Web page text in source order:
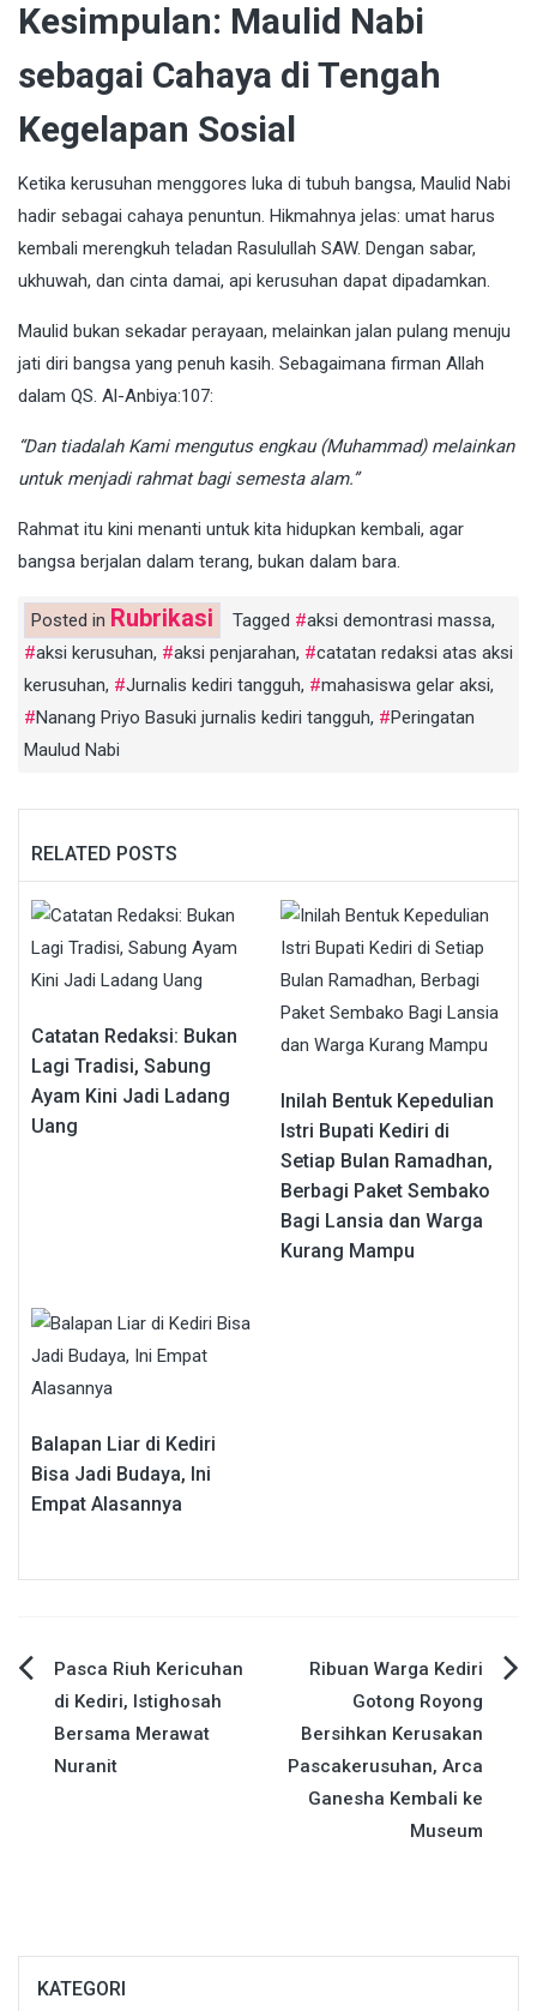
Kesimpulan: Maulid Nabi
sebagai Cahaya di Tengah
Kegelapan Sosial
Ketika kerusuhan menggores luka di tubuh bangsa, Maulid Nabi
hadir sebagai cahaya penuntun. Hikmahnya jelas: umat harus
kembali merengkuh teladan Rasulullah SAW. Dengan sabar,
ukhuwah, dan cinta damai, api kerusuhan dapat dipadamkan.
Maulid bukan sekadar perayaan, melainkan jalan pulang menuju
jati diri bangsa yang penuh kasih. Sebagaimana firman Allah
dalam QS. Al-Anbiya:107:
“Dan tiadalah Kami mengutus engkau (Muhammad) melainkan
untuk menjadi rahmat bagi semesta alam.”
Rahmat itu kini menanti untuk kita hidupkan kembali, agar
bangsa berjalan dalam terang, bukan dalam bara.
Posted in Rubrikasi Tagged aksi demontrasi massa,
aksi kerusuhan, aksi penjarahan,
catatan redaksi atas aksi
kerusuhan, Jurnalis kediri tangguh, mahasiswa gelar aksi,
Nanang Priyo Basuki jurnalis kediri tangguh,
Peringatan
Maulud Nabi
RELATED POSTS
Catatan Redaksi: Bukan
Lagi Tradisi, Sabung
Ayam Kini Jadi Ladang
Uang
Inilah Bentuk Kepedulian
Istri Bupati Kediri di
Setiap Bulan Ramadhan,
Berbagi Paket Sembako
Bagi Lansia dan Warga
Kurang Mampu
Balapan Liar di Kediri
Bisa Jadi Budaya, Ini
Empat Alasannya
Navigasi
pos
Pasca Riuh Kericuhan
di Kediri, Istighosah
Bersama Merawat
Nuranit
Ribuan Warga Kediri
Gotong Royong
Bersihkan Kerusakan
Pascakerusuhan, Arca
Ganesha Kembali ke
Museum
KATEGORI